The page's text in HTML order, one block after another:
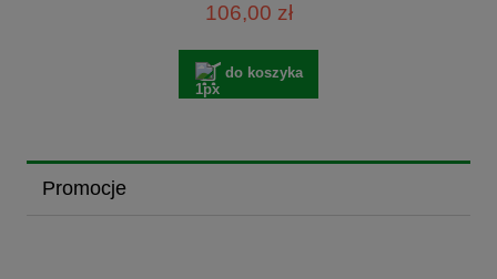
106,00 zł
do koszyka
Promocje